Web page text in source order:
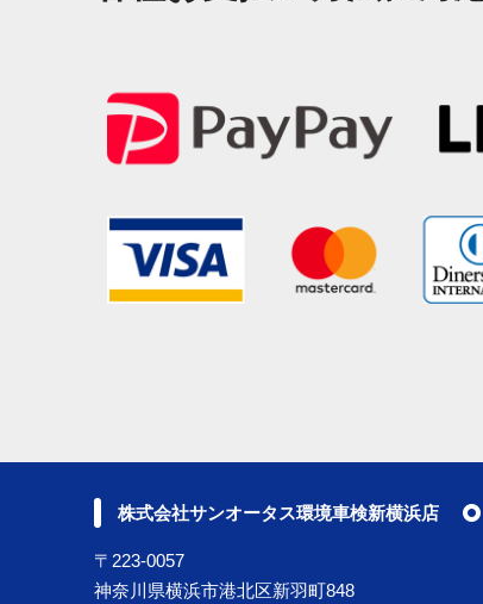
株式会社サンオータス環境車検新横浜店
〒223-0057
神奈川県横浜市港北区新羽町848